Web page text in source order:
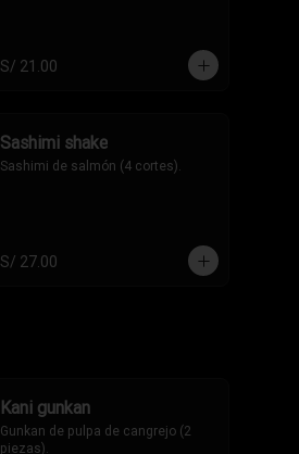
S/ 21.00
Sashimi shake
Sashimi de salmón (4 cortes).
S/ 27.00
Kani gunkan
Gunkan de pulpa de cangrejo (2
piezas).